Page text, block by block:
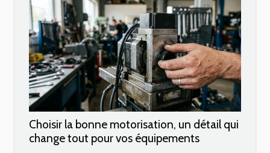
Choisir la bonne motorisation, un détail qui
change tout pour vos équipements